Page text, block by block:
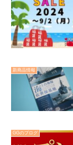
新商品情報
GGのブログ